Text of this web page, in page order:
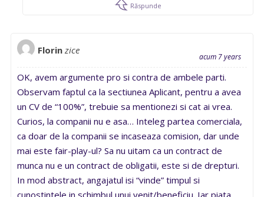
Răspunde
Florin zice
acum 7 years
OK, avem argumente pro si contra de ambele parti.
Observam faptul ca la sectiunea Aplicant, pentru a avea
un CV de “100%”, trebuie sa mentionezi si cat ai vrea.
Curios, la companii nu e asa… Inteleg partea comerciala,
ca doar de la companii se incaseaza comision, dar unde
mai este fair-play-ul? Sa nu uitam ca un contract de
munca nu e un contract de obligatii, este si de drepturi.
In mod abstract, angajatul isi “vinde” timpul si
cunostintele in schimbul unui venit/beneficiu. Iar piata